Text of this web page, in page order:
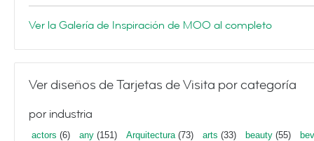
Ver la Galería de Inspiración de MOO al completo
Ver diseños de Tarjetas de Visita por categoría
por industria
actors (6) any (151) Arquitectura(73) arts (33) beauty (55)